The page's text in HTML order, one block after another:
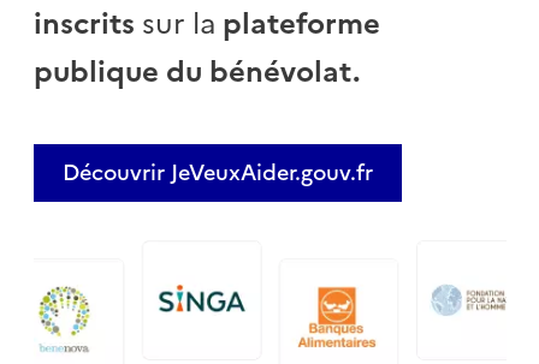
inscrits sur la plateforme
publique du bénévolat.
Découvrir JeVeuxAider.gouv.fr